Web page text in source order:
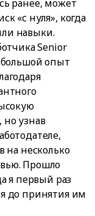
ранее, может
«с нуля», когда
навыки.
Senior
опыт
узнав
на несколько
Прошло
я первый раз
до принятия им